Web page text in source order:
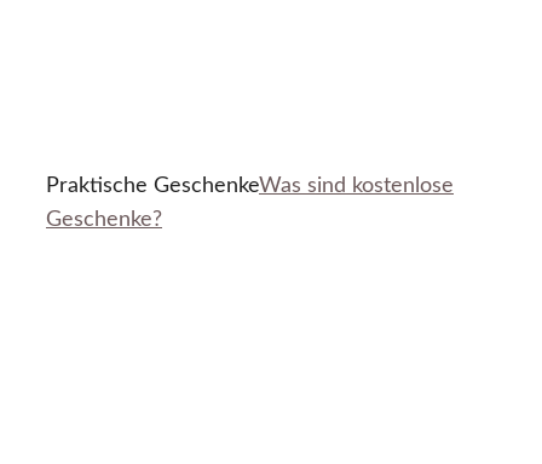
Praktische GeschenkeWas sind kostenlose
Geschenke?